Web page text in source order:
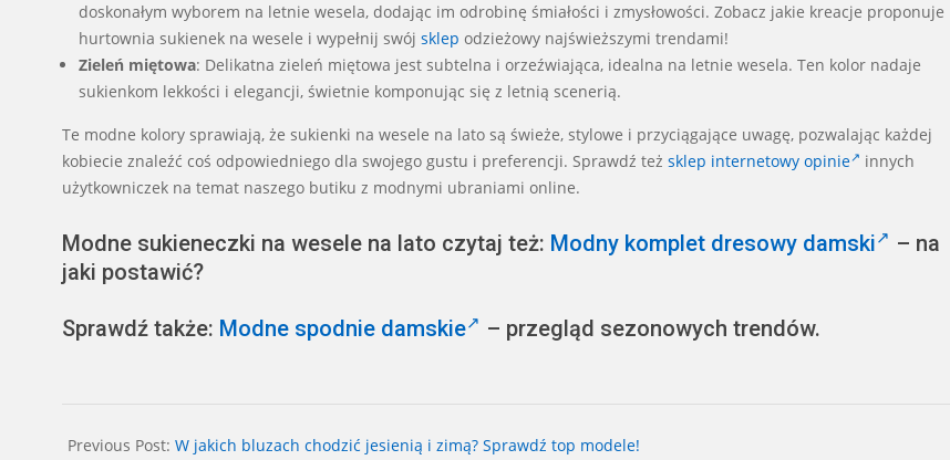
doskonałym wyborem na letnie wesela, dodając im odrobinę śmiałości i zmysłowości. Zobacz jakie kreacje proponuje
hurtownia sukienek na wesele i wypełnij swój sklep odzieżowy najświeższymi trendami!
Zieleń miętowa: Delikatna zieleń miętowa jest subtelna i orzeźwiająca, idealna na letnie wesela. Ten kolor nadaje
sukienkom lekkości i elegancji, świetnie komponując się z letnią scenerią.
Te modne kolory sprawiają, że sukienki na wesele na lato są świeże, stylowe i przyciągające uwagę, pozwalając każdej
kobiecie znaleźć coś odpowiedniego dla swojego gustu i preferencji. Sprawdź też sklep internetowy opinie
innych
użytkowniczek na temat naszego butiku z modnymi ubraniami online.
Modne sukieneczki na wesele na lato czytaj też: Modny komplet dresowy damski
– na
jaki postawić?
Sprawdź także: Modne spodnie damskie – przegląd sezonowych trendów.
05-
Previous Post: W jakich bluzach chodzić jesienią i zimą? Sprawdź top modele!